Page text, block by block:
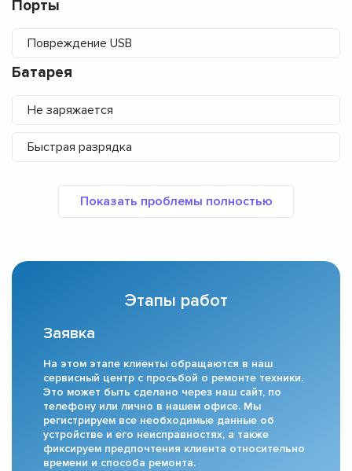
Порты
Повреждение USB
Батарея
Не заряжается
Быстрая разрядка
Этапы работ
Заявка
На этом этапе клиенты обращаются в наш
сервисный центр с просьбой о ремонте техники.
Это может быть сделано через наш сайт, по
телефону или лично в нашем офисе. Мы
регистрируем все необходимые данные об
устройстве и его неисправностях, а также
фиксируем предпочтения клиента относительно
времени и способа ремонта.